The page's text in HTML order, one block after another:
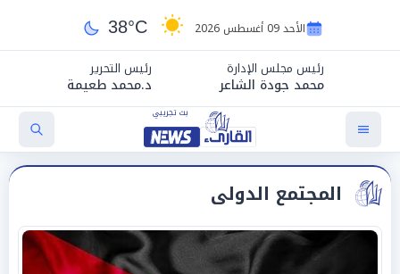
الأحد 09 أغسطس 2026 38°C
رئيس مجلس الإدارة
محمد جودة الشاعر
رئيس التحرير
د.محمد طعيمة
المجتمع الدولى